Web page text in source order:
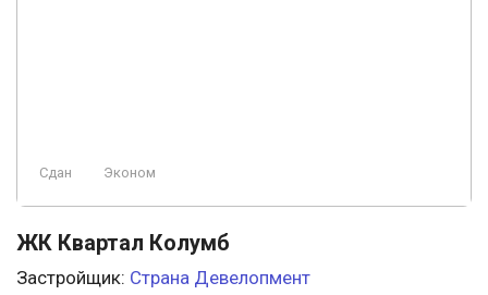
Сдан Эконом
ЖК Квартал Колумб
Застройщик: Страна Девелопмент